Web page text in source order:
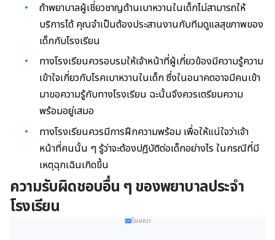
ถ้าพยาบาลผู้เชี่ยวชาญด้านเบาหวานในเด็กไม่สามารถให้
บริการได้ คุณจำเป็นต้องประสานงานกับทีมดูแลสุขภาพของ
เด็กกับโรงเรียน
ทางโรงเรียนควรอบรมให้เจ้าหน้าที่ผู้เกี่ยวข้องมีความรู้ความ
เข้าใจเกี่ยวกับโรคเบาหวานในเด็ก ซึ่งในอนาคตอาจมีคนเข้า
มาขอความรู้กับทางโรงเรียน ฉะนั้นจึงควรเตรียมความ
พร้อมอยู่เสมอ
ทางโรงเรียนควรมีการฝึกความพร้อม เพื่อให้แน่ใจว่าเจ้า
หน้าที่คนนั้น ๆ รู้ว่าจะต้องปฎิบัติต่อเด็กอย่างไร ในกรณีที่มี
เหตุฉุกเฉินเกิดขึ้น
ความรับผิดชอบอื่น ๆ ของพยาบาลประจำ
โรงเรียน
โฆษณา